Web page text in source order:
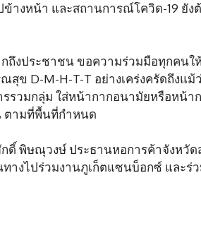
ข้างหน้า และสถานการณ์โควิด-19 ยั
ถึงประชาชน ขอความร่วมมือทุกคนใ
ข D-M-H-T-T อย่างเคร่งครัดถึงแ
รรวมกลุ่ม ใส่หน้ากากอนามัยหรือหน้า
ตามที่พื้นที่กำหนด
ดิ์ พิษณุวงษ์ ประธานหอการค้าจังหวัด
ทางไปร่วมงานภูเก็ตแซนบ็อกซ์ และร่